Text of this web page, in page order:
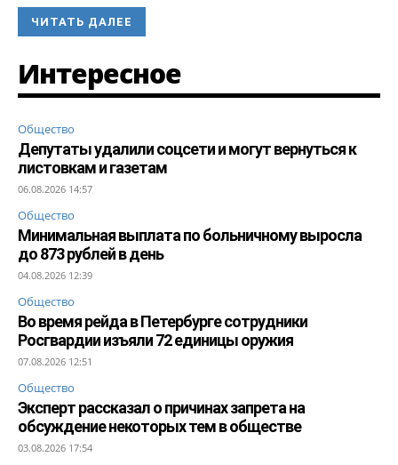
ЧИТАТЬ ДАЛЕЕ
Интересное
Общество
Депутаты удалили соцсети и могут вернуться к
листовкам и газетам
06.08.2026 14:57
Общество
Минимальная выплата по больничному выросла
до 873 рублей в день
04.08.2026 12:39
Общество
Во время рейда в Петербурге сотрудники
Росгвардии изъяли 72 единицы оружия
07.08.2026 12:51
Общество
Эксперт рассказал о причинах запрета на
обсуждение некоторых тем в обществе
03.08.2026 17:54